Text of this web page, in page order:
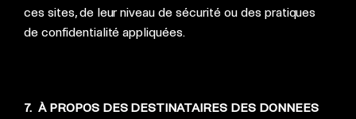
ces sites, de leur niveau de sécurité ou des pratiques
de confidentialité appliquées.
7. À PROPOS DES DESTINATAIRES DES DONNEES